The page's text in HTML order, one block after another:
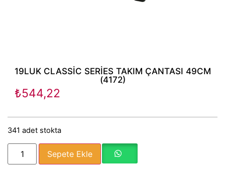
19LUK CLASSİC SERİES TAKIM ÇANTASI 49CM
(4172)
₺544,22
341 adet stokta
Sepete Ekle